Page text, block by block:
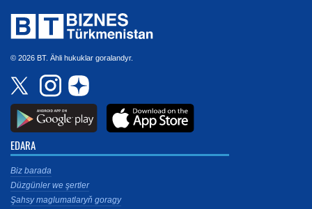
© 2026 BT. Ähli hukuklar goralandyr.
EDARA
Biz barada
Düzgünler we şertler
Şahsy maglumatlaryň goragy